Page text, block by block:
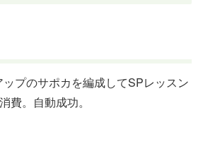
プのサポカを編成してSPレッスン
費。自動成功。